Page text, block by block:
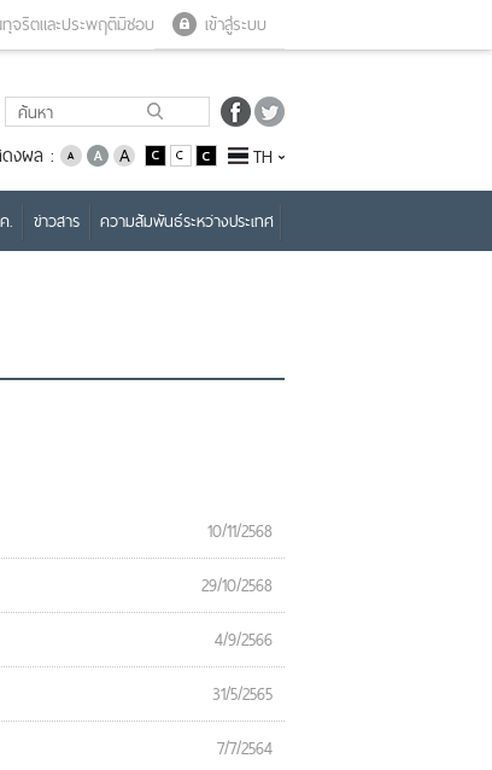
เข้าสู่ระบบ
ทุจริตและประพฤติมิชอบ
ดงผล : TH
. ข่าวสาร ความสัมพันธ์ระหว่างประเทศ
10/11/2568
29/10/2568
4/9/2566
31/5/2565
7/7/2564